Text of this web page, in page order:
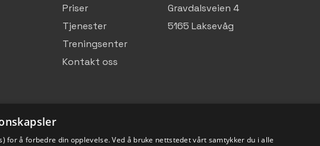
Priser
Tjenester
Treningsenter
Kontakt oss
Gravdalsveien 4
5165 Laksevåg
for å forbedre din opplevelse. Ved å bruke nettstedet vårt samtykker du i alle